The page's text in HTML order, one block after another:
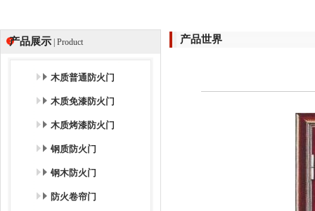
产品展示 | Product
木质普通防火门
木质免漆防火门
木质烤漆防火门
钢质防火门
钢木防火门
防火卷帘门
产品世界